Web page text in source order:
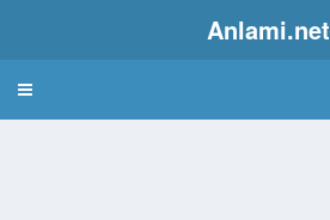
Anlami.net
Bulmaca